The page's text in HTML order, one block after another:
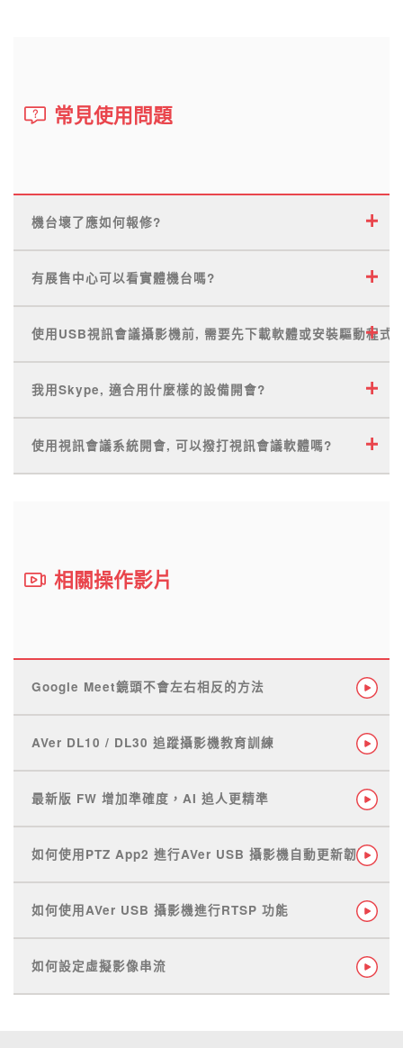
常見使用問題
機台壞了應如何報修?
有展售中心可以看實體機台嗎?
使用USB視訊會議攝影機前, 需要先下載軟體或安裝驅動程式
我用Skype, 適合用什麼樣的設備開會?
使用視訊會議系統開會, 可以撥打視訊會議軟體嗎?
相關操作影片
Google Meet鏡頭不會左右相反的方法
AVer DL10 / DL30 追蹤攝影機教育訓練
最新版 FW 增加準確度，AI 追人更精準
如何使用PTZ App2 進行AVer USB 攝影機自動更新韌體
如何使用AVer USB 攝影機進行RTSP 功能
如何設定虛擬影像串流